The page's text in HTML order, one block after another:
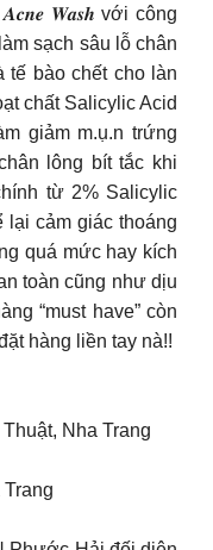
𝑨𝒄𝒏𝒆 𝑾𝒂𝒔𝒉 với công
sạch sâu lỗ chân
tế bào chết cho làn
chất Salicylic Acid
giảm m.ụ.n trứng
lông bít tắc khi
từ 2% Salicylic
lại cảm giác thoáng
quá mức hay kích
toàn cũng như dịu
“must have” còn
hàng liền tay nà!!
Nha Trang